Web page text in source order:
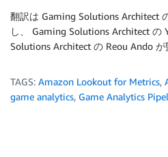
翻訳は Gaming Solutions Architect
し、 Gaming Solutions Architect の
Solutions Architect の Reou Ando が
TAGS: Amazon Lookout for Metrics,
game analytics, Game Analytics